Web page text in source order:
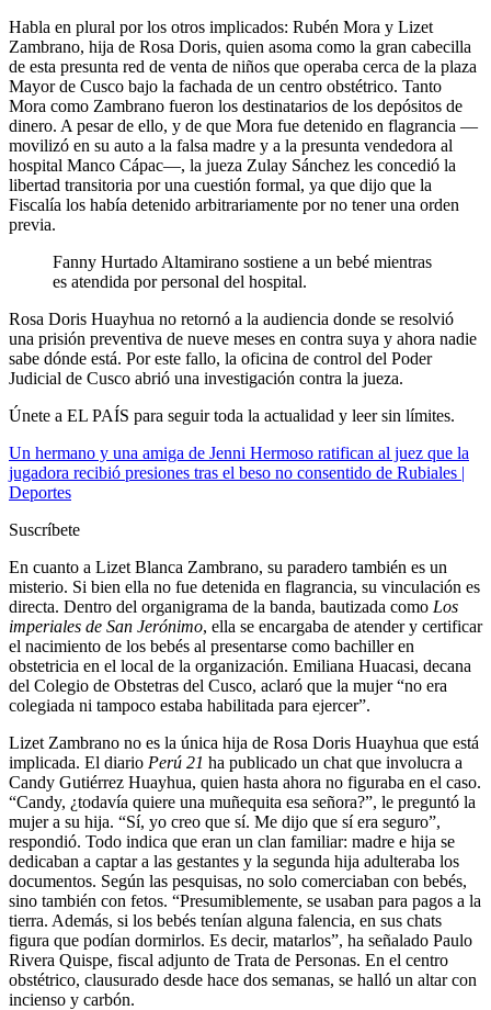
Habla en plural por los otros implicados: Rubén Mora y Lizet
Zambrano, hija de Rosa Doris, quien asoma como la gran cabecilla
de esta presunta red de venta de niños que operaba cerca de la plaza
Mayor de Cusco bajo la fachada de un centro obstétrico. Tanto
Mora como Zambrano fueron los destinatarios de los depósitos de
dinero. A pesar de ello, y de que Mora fue detenido en flagrancia —
movilizó en su auto a la falsa madre y a la presunta vendedora al
hospital Manco Cápac—, la jueza Zulay Sánchez les concedió la
libertad transitoria por una cuestión formal, ya que dijo que la
Fiscalía los había detenido arbitrariamente por no tener una orden
previa.
Fanny Hurtado Altamirano sostiene a un bebé mientras
es atendida por personal del hospital.
Rosa Doris Huayhua no retornó a la audiencia donde se resolvió
una prisión preventiva de nueve meses en contra suya y ahora nadie
sabe dónde está. Por este fallo, la oficina de control del Poder
Judicial de Cusco abrió una investigación contra la jueza.
Únete a EL PAÍS para seguir toda la actualidad y leer sin límites.
Un hermano y una amiga de Jenni Hermoso ratifican al juez que la
jugadora recibió presiones tras el beso no consentido de Rubiales |
Deportes
Suscríbete
En cuanto a Lizet Blanca Zambrano, su paradero también es un
misterio. Si bien ella no fue detenida en flagrancia, su vinculación es
directa. Dentro del organigrama de la banda, bautizada como Los
imperiales de San Jerónimo, ella se encargaba de atender y certificar
el nacimiento de los bebés al presentarse como bachiller en
obstetricia en el local de la organización. Emiliana Huacasi, decana
del Colegio de Obstetras del Cusco, aclaró que la mujer “no era
colegiada ni tampoco estaba habilitada para ejercer”.
Lizet Zambrano no es la única hija de Rosa Doris Huayhua que está
implicada. El diario Perú 21 ha publicado un chat que involucra a
Candy Gutiérrez Huayhua, quien hasta ahora no figuraba en el caso.
“Candy, ¿todavía quiere una muñequita esa señora?”, le preguntó la
mujer a su hija. “Sí, yo creo que sí. Me dijo que sí era seguro”,
respondió. Todo indica que eran un clan familiar: madre e hija se
dedicaban a captar a las gestantes y la segunda hija adulteraba los
documentos. Según las pesquisas, no solo comerciaban con bebés,
sino también con fetos. “Presumiblemente, se usaban para pagos a la
tierra. Además, si los bebés tenían alguna falencia, en sus chats
figura que podían dormirlos. Es decir, matarlos”, ha señalado Paulo
Rivera Quispe, fiscal adjunto de Trata de Personas. En el centro
obstétrico, clausurado desde hace dos semanas, se halló un altar con
incienso y carbón.